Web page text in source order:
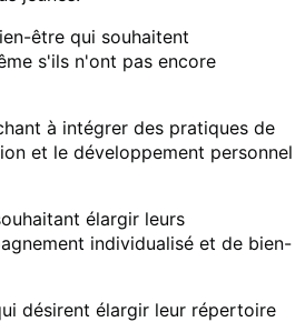
être qui souhaitent
s'ils n'ont pas encore
à intégrer des pratiques de
et le développement personnel
élargir leurs
individualisé et de bien-
désirent élargir leur répertoire